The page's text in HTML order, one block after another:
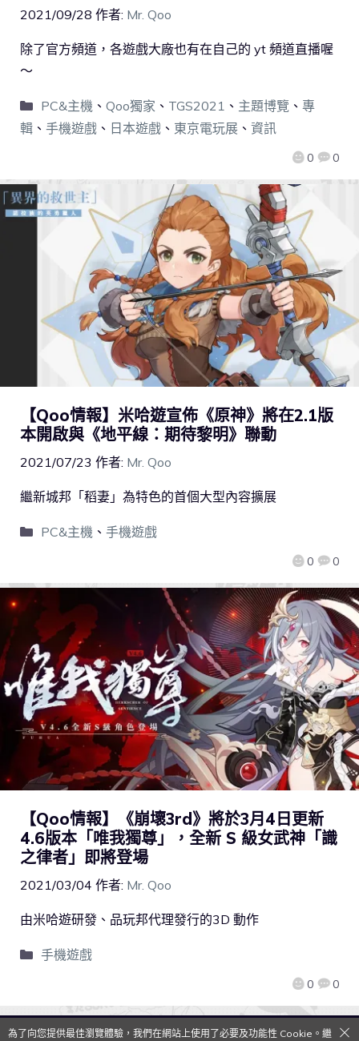
2021/09/28 作者: Mr. Qoo
0 0
除了官方頻道，各遊戲大廠也有在自己的 yt 頻道直播喔
～
PC&主機 、 Qoo獨家 、 TGS2021 、 主題博覽 、 專
輯 、 手機遊戲 、 日本遊戲 、 東京電玩展 、 資訊
【Qoo情報】米哈遊宣佈《原神》將在2.1版
本開啟與《地平線：期待黎明》聯動
2021/07/23 作者: Mr. Qoo
0 0
繼新城邦「稻妻」為特色的首個大型內容擴展
PC&主機 、 手機遊戲
【Qoo情報】《崩壞3rd》將於3月4日更新
4.6版本「唯我獨尊」，全新 S 級女武神「識
之律者」即將登場
2021/03/04 作者: Mr. Qoo
0 0
由米哈遊研發、品玩邦代理發行的3D 動作
手機遊戲
為了向您提供最佳瀏覽體驗，我們在網站上使用了必要及功能性 Cookie。繼